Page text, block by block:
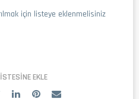
için listeye eklenmelisiniz
EKLE